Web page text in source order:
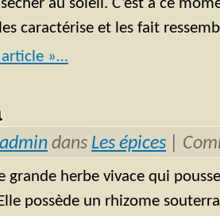
au soleil. C’est à ce
caractérise et les fait
article »…
admin dans Les épices
grande herbe vivace qui
possède un rhizome